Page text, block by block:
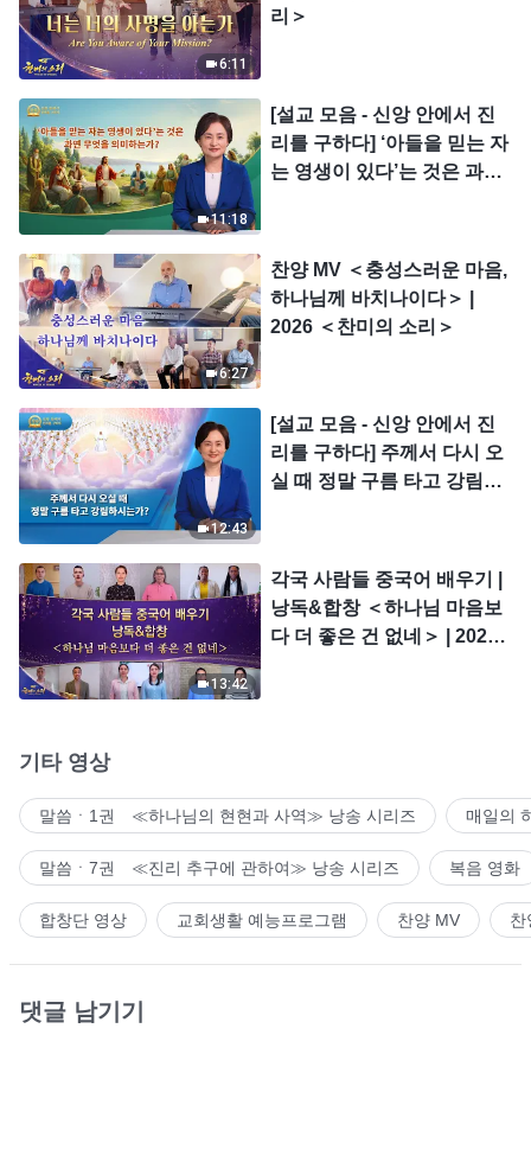
6:11
리＞
11:18
[설교 모음 - 신앙 안에서 진
리를 구하다] ‘아들을 믿는 자
는 영생이 있다’는 것은 과연
6:27
찬양 MV ＜충성스러운 마음,
하나님께 바치나이다＞ |
2026 ＜찬미의 소리＞
12:43
[설교 모음 - 신앙 안에서 진
리를 구하다] 주께서 다시 오
실 때 정말 구름 타고 강림하
13:42
각국 사람들 중국어 배우기 |
낭독&합창 ＜하나님 마음보
다 더 좋은 건 없네＞ | 2026
기타 영상
말씀ㆍ1권 ≪하나님의 현현과 사역≫ 낭송 시리즈 매일의
말씀ㆍ7권 ≪진리 추구에 관하여≫ 낭송 시리즈 복음 영화
합창단 영상 교회생활 예능프로그램 찬양 MV 찬
댓글 남기기